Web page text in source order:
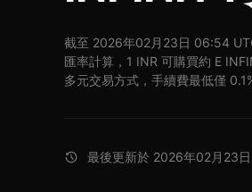
截至 2026年02月23日 06:54
匯率計算，1 INR 可購買約 E
多元交易方式，手續費最低僅 0.1%
最後更新於 2026年02月23日